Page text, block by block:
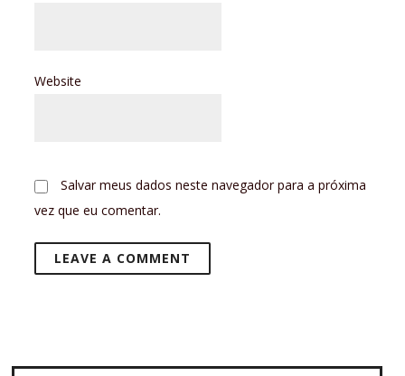
Website
Salvar meus dados neste navegador para a próxima
vez que eu comentar.